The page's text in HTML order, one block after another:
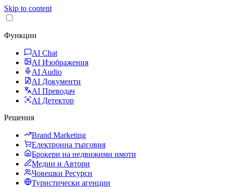
Skip to content
Функции
AI Chat
AI Изображения
AI Audio
AI Документи
AI Преводач
AI Детектор
Решения
Brand Marketing
Електронна търговия
Брокери на недвижими имоти
Медии и Автори
Човешки Ресурси
Туристически агенции